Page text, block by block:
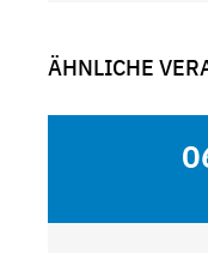
ÄHNLICHE